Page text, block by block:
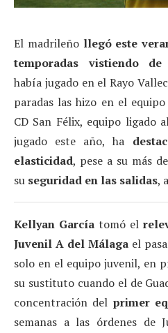
El madrileño llegó este
temporadas vistiendo de
había jugado en el Rayo
paradas las hizo en el
CD San Félix, equipo ligado
jugado este año, ha
elasticidad, pese a su más
su seguridad en las salidas,
Kellyan García tomó el
Juvenil A del Málaga el
solo en el equipo juvenil, en
su sustituto cuando el de
concentración del primer
semanas a las órdenes de